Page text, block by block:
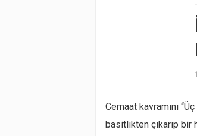
Cemaat kavramını
basitlikten çıkarıp bir